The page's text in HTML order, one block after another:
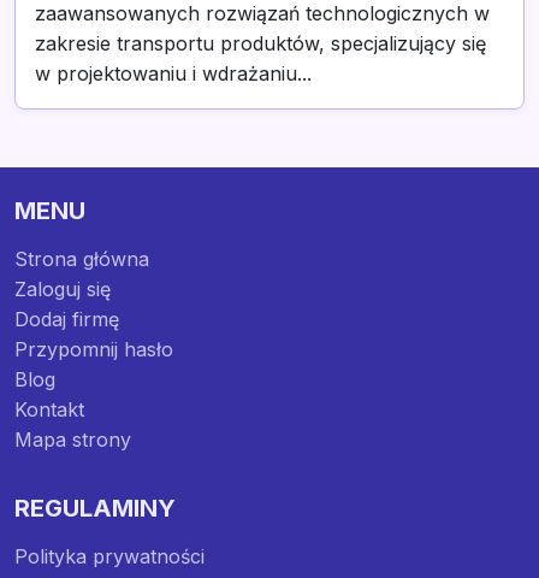
zaawansowanych rozwiązań technologicznych w
zakresie transportu produktów, specjalizujący się
w projektowaniu i wdrażaniu...
MENU
Strona główna
Zaloguj się
Dodaj firmę
Przypomnij hasło
Blog
Kontakt
Mapa strony
REGULAMINY
Polityka prywatności